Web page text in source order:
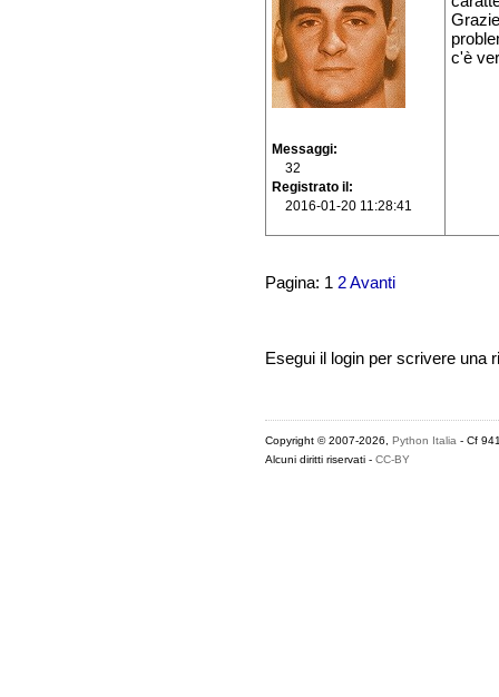
Messaggi
32
Registrato il
2016-01-20 11:28:41
c'è
Pagina: 1 2Avanti
Esegui il login per scrivere una
Copyright © 2007-2026, Python Italia- Cf
Alcuni diritti riservati - CC-BY